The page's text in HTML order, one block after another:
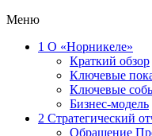
Меню
1 О «Норникеле»
Краткий обзор
Ключевые
Ключевые
Бизнес-модель
2 Стратегический
Обращение